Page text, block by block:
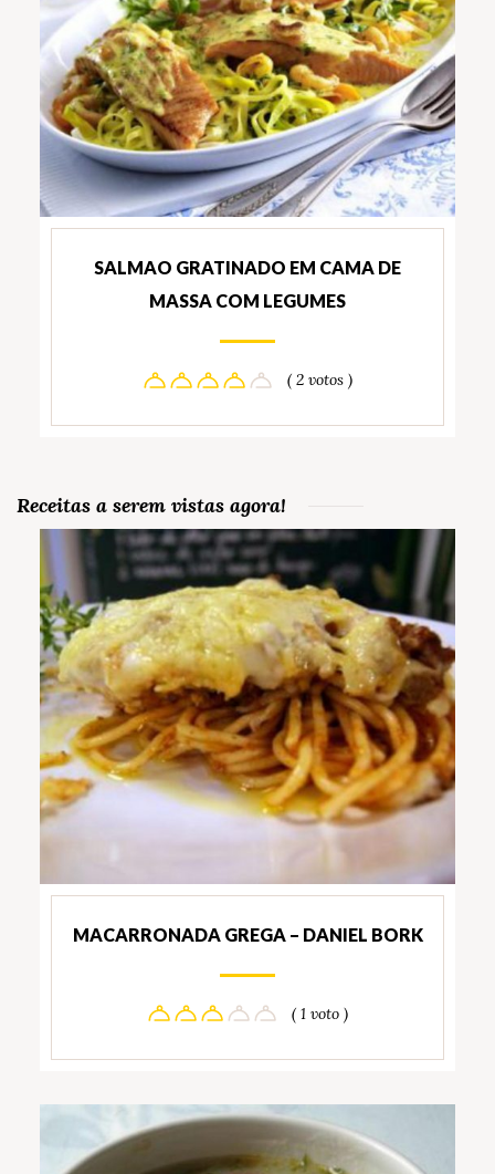
SALMAO GRATINADO EM CAMA DE
MASSA COM LEGUMES
( 2 votos )
Receitas a serem vistas agora!
MACARRONADA GREGA – DANIEL BORK
( 1 voto )